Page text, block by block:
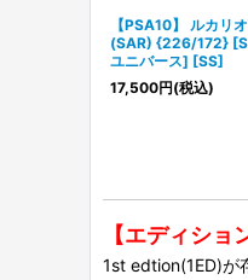
【PSA10】 ルカリ
(SAR) {226/172}
ユニバース] [SS]
17,500円(税込)
【エディショ
1st edtion(1ED)が